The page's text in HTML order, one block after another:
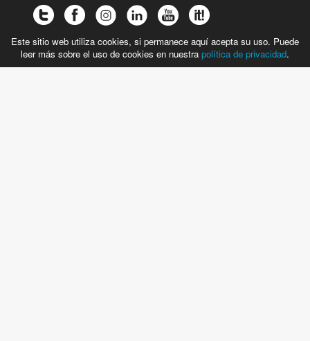
Este sitio web utiliza cookies, si permanece aquí acepta su uso. Puede
leer más sobre el uso de cookies en nuestra política de privacidad.